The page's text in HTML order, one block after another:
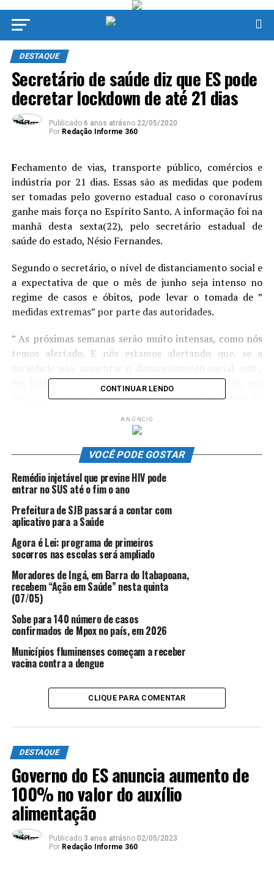
DESTAQUE
Secretário de saúde diz que ES pode
decretar lockdown de até 21 dias
Publicado 6 anos atrásno 22/05/2020
Por Redação Informe 360
Fechamento de vias, transporte público, comércios e
indústria por 21 dias. Essas são as medidas que podem
ser tomadas pelo governo estadual caso o coronavírus
ganhe mais força no Espírito Santo. A informação foi na
manhã desta sexta(22), pelo secretário estadual de
saúde do estado, Nésio Fernandes.
Segundo o secretário, o nível de distanciamento social e
a expectativa de que o mês de junho seja intenso no
regime de casos e óbitos, pode levar o tomada de ”
medidas extremas” por parte das autoridades.
” As próximas semanas serão muito intensas, como nós
temos alertado. E nós estamos alertando que, se a
em junho, teremos um mês muito intenso. Nós, em
junho, podemos ter que tomar medidas extremas no
PANDEMIA
SAÚDE SECRETÁRIO DE SAÚDE
ATÉ A PRÓXIMA
Vereador Wanderson Marinho, inclui no calendário “Dia
de Combate a Fake News”
NÃO PERCA
Especialistas alertam sobre sintomas menos comuns da
covid-19
CONTINUAR LENDO
ANÚNCIO
VOCÊ PODE GOSTAR
Remédio injetável que previne HIV pode
entrar no SUS até o fim o ano
Prefeitura de SJB passará a contar com
aplicativo para a Saúde
Agora é Lei: programa de primeiros
socorros nas escolas será ampliado
Moradores de Ingá, em Barra do Itabapoana,
recebem “Ação em Saúde” nesta quinta
(07/05)
Sobe para 140 número de casos
confirmados de Mpox no país, em 2026
Municípios fluminenses começam a receber
vacina contra a dengue
CLIQUE PARA COMENTAR
DESTAQUE
Governo do ES anuncia aumento de
100% no valor do auxílio
alimentação
Publicado 3 anos atrásno 02/05/2023
Por Redação Informe 360